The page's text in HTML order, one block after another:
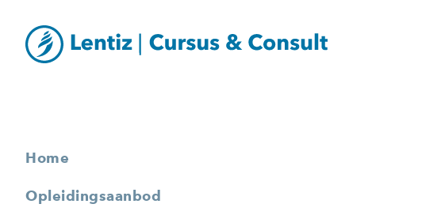
Home
Opleidingsaanbod